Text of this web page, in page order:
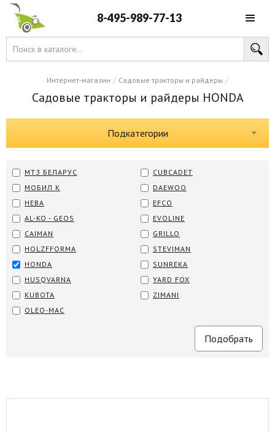
8-495-989-77-13
Интернет-магазин / Садовые тракторы и райдеры /
Садовые тракторы и райдеры HONDA
Подкатегории
МТЗ БЕЛАРУС
МОБИЛ К
НЕВА
AL-KO - GEOS
CAIMAN
CUBCADET
DAEWOO
EFCO
EVOLINE
GRILLO
HOLZFFORMA
HONDA
HUSQVARNA
KUBOTA
OLEO-MAC
STEVIMAN
SUNREKA
YARD FOX
ZIMANI